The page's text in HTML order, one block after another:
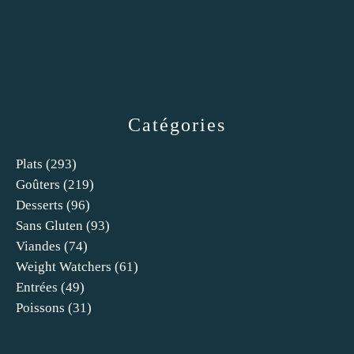
Catégories
Plats (293)
Goûters (219)
Desserts (96)
Sans Gluten (93)
Viandes (74)
Weight Watchers (61)
Entrées (49)
Poissons (31)